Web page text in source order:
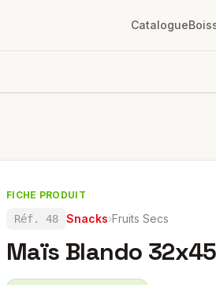
Catalogue
FICHE PRODUIT
Réf. 48 Snacks›Fruits Secs
Maïs Blando